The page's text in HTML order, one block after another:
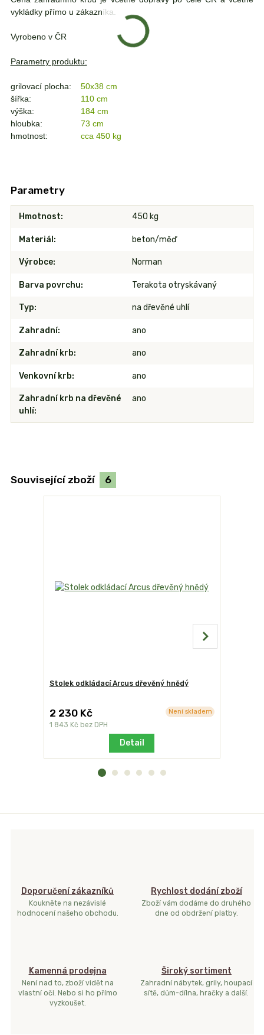
vykládky přímo u zákazníka.
Vyrobeno v ČR
Parametry produktu:
grilovací plocha:
50x38 cm
šířka:
110 cm
výška:
184 cm
hloubka:
73 cm
hmotnost:
cca 450 kg
Parametry
Hmotnost 450 kg
Materiál beton/měď
Výrobce Norman
Barva povrchu Terakota otryskávaný
Typ na dřevěné uhlí
Zahradní ano
Zahradní krb ano
Venkovní krb ano
Zahradní krb na dřevěné
uhlí
ano
Související zboží 6
Stolek odkládací Arcus dřevěný hnědý
2 230 Kč
1 843 Kč bez DPH
Není skladem
Detail
Doporučení zákazníků
Koukněte na nezávislé
hodnocení našeho obchodu.
Rychlost dodání zboží
Zboží vám dodáme do druhého
dne od obdržení platby.
Kamenná prodejna
Není nad to, zboží vidět na
vlastní oči. Nebo si ho přímo
vyzkoušet.
Široký sortiment
Zahradní nábytek, grily, houpací
sítě, dům-dílna, hračky a další.